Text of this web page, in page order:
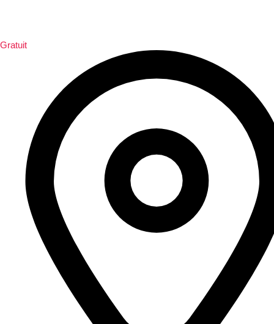
Gratuit